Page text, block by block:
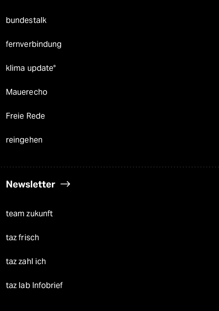
bundestalk
fernverbindung
klima update°
Mauerecho
Freie Rede
reingehen
Newsletter
team zukunft
taz frisch
taz zahl ich
taz lab Infobrief